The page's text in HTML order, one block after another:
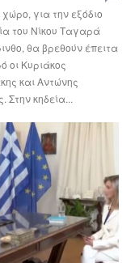
χώρο, για την εξόδιο
του Νίκου Ταγαρά
θα βρεθούν έπειτα
οι Κυριάκος
και Αντώνης
Σαμαράς. Στην κηδεία...